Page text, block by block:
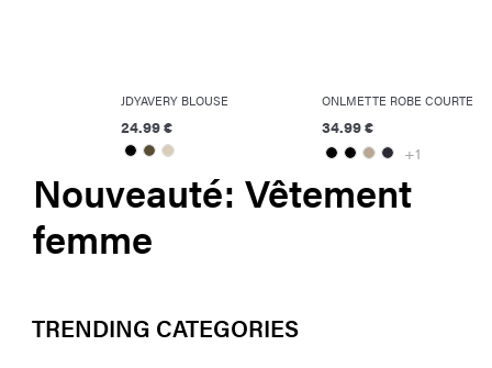
JDYAVERY BLOUSE
24.99 €
ONLMETTE ROBE COURTE
34.99 €
+1
Nouveauté: Vêtement
femme
TRENDING CATEGORIES